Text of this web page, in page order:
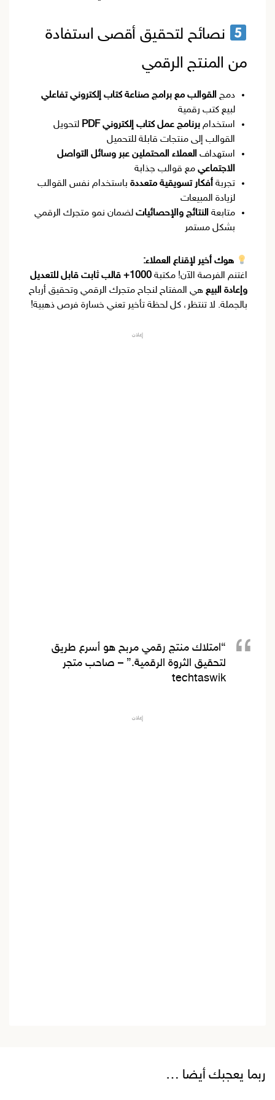
نصائح لتحقيق أقصى استفادة
من المنتج الرقمي
دمج القوالب مع برامج صناعة كتاب إلكتروني تفاعلي
لبيع كتب رقمية
استخدام برنامج عمل كتاب إلكتروني PDF
لتحويل
القوالب إلى منتجات قابلة للتحميل
استهداف العملاء المحتملين عبر وسائل التواصل
الاجتماعي مع قوالب جذابة
تجربة أفكار تسويقية متعددة باستخدام نفس القوالب
لزيادة المبيعات
متابعة النتائج والإحصائيات لضمان نمو متجرك الرقمي
بشكل مستمر
هوك أخير لإقناع العملاء:
اغتنم الفرصة الآن! مكتبة
1000+ قالب ثابت قابل للتعديل
وإعادة البيع هي المفتاح لنجاح متجرك الرقمي وتحقيق أرباح
بالجملة. لا تنتظر، كل لحظة تأخير تعني خسارة فرص ذهبية!
إعلان
“امتلاك منتج رقمي مربح هو أسرع طريق
لتحقيق الثروة الرقمية.” – صاحب متجر
techtaswik
إعلان
ربما يعجبك أيضا …